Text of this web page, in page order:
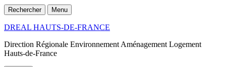
Rechercher Menu
DREAL HAUTS-DE-FRANCE
Direction Régionale Environnement Aménagement Logement
Hauts-de-France